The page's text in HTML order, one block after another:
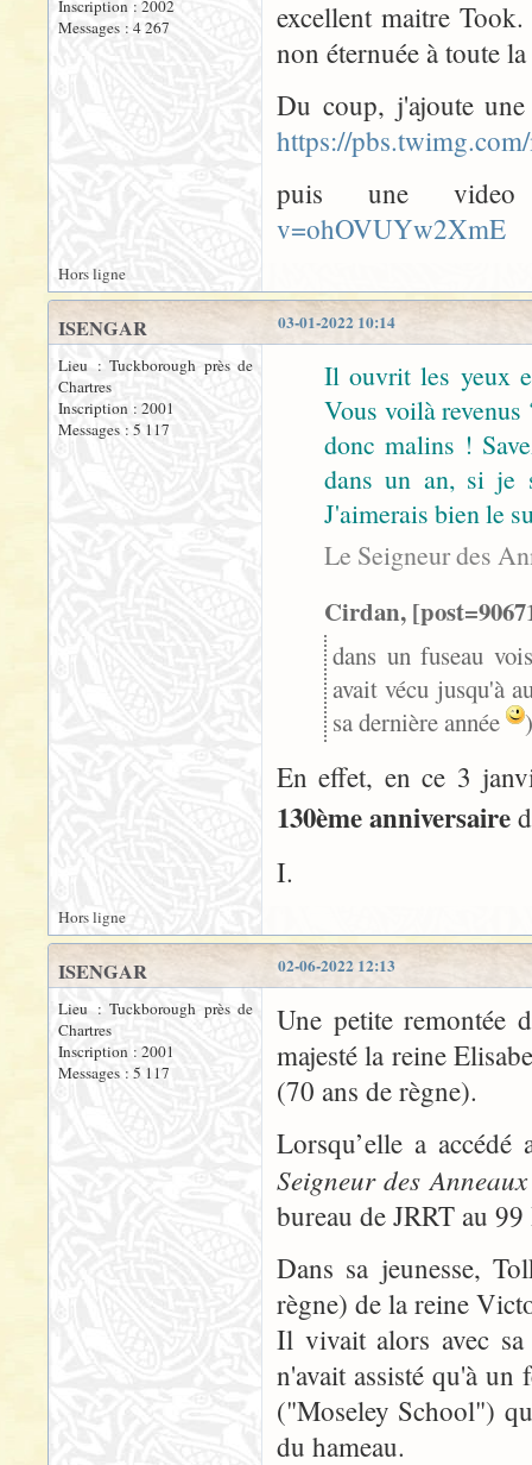
Inscription : 2002
Messages : 4 267
excellent maitre
non éternuée à toute
Du coup, j'ajoute
https://
puis une
v=ohOVUYw2XmE
Hors ligne
03-01-2022 10:14
ISENGAR
Lieu : Tuckborough près de
Chartres
Inscription : 2001
Messages : 5 117
Il ouvrit les yeux
Vous voilà revenus
donc malins !
dans un an, si je
J'aimerais bien le
Le Seigneur des
Cirdan,
dans un fuseau
avait vécu jusqu'à
sa dernière année
)
En effet, en ce 3
130ème anniversaire
I.
Hors ligne
02-06-2022 12:13
ISENGAR
Lieu : Tuckborough près de
Chartres
Inscription : 2001
Messages : 5 117
Une petite remontée
majesté la reine
(70 ans de règne).
Lorsqu’elle a
Seigneur des Anneaux
bureau de JRRT au
Dans sa jeunesse,
règne) de la reine
Il vivait alors avec sa
n'avait assisté qu'à
("Moseley School")
du hameau.